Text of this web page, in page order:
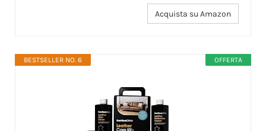
Acquista su Amazon
OFFERTA
BESTSELLER NO. 6